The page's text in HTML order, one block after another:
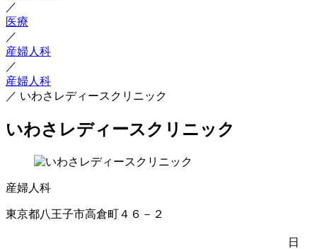
／
医療
／
産婦人科
／
産婦人科
／ いわさレディースクリニック
いわさレディースクリニック
産婦人科
東京都八王子市高倉町４６－２
日